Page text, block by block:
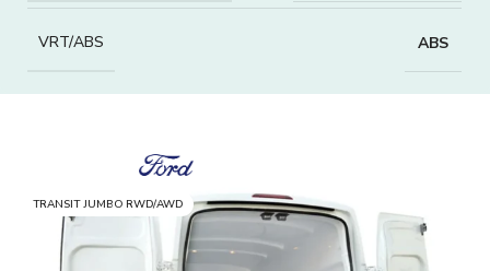
VRT/ABS ABS
TRANSIT JUMBO RWD/AWD